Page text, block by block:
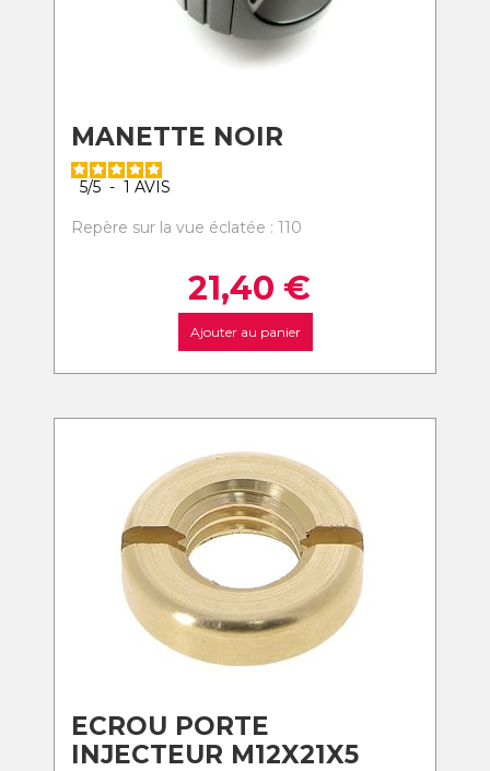
MANETTE NOIR
5/5 - 1 AVIS
Repère sur la vue éclatée : 110
21,40 €
Ajouter au panier
ECROU PORTE
INJECTEUR M12X21X5